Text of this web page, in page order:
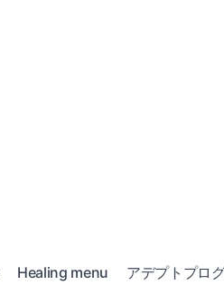
Healing menu アデプトプロ